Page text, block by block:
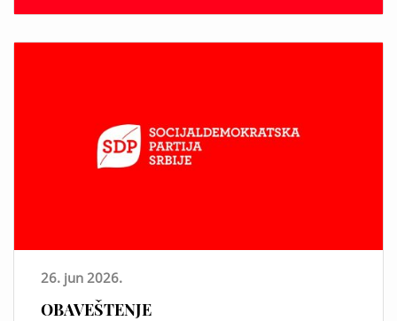
26. jun 2026.
OBAVEŠTENJE